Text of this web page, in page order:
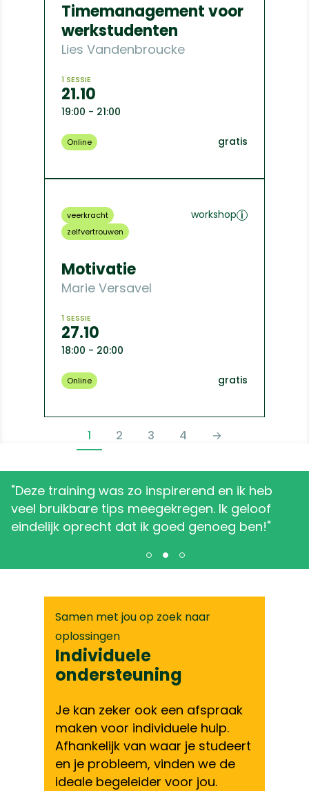
Timemanagement voor
werkstudenten
Lies Vandenbroucke
1 SESSIE
21.10
19:00 - 21:00
Online gratis
veerkracht
zelfvertrouwen
workshop
Motivatie
Marie Versavel
1 SESSIE
27.10
18:00 - 20:00
Online gratis
GROEPSAANBOD
PAGINA
NAVIGATIE
1 2 3 4 →
"Deze training was zo inspirerend en ik heb
veel bruikbare tips meegekregen. Ik geloof
eindelijk oprecht dat ik goed genoeg ben!"
Samen met jou op zoek naar
oplossingen
Individuele
ondersteuning
Je kan zeker ook een afspraak
maken voor individuele hulp.
Afhankelijk van waar je studeert
en je probleem, vinden we de
ideale begeleider voor jou.